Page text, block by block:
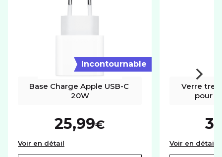
SYSTÈME D'EXPLOITATION
Incontournable
Base Charge Apple USB-C
20W
25,99€
Voir en détail Base Charge Apple USB-C 20W
Verre
pour
Voir en détail